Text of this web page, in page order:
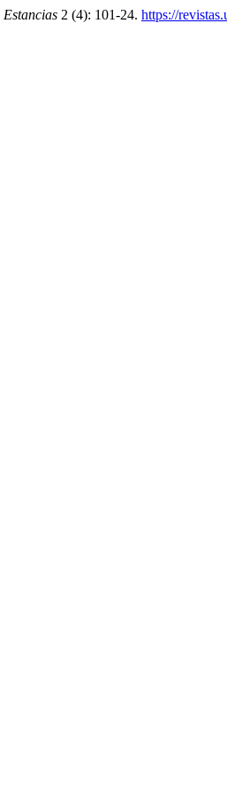
Estancias 2 (4): 101-24. https://